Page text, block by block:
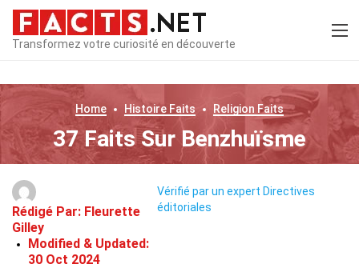
Transformez votre curiosité en découverte
Home Histoire Faits Religion Faits
37 Faits Sur Benzhuïsme
Rédigé Par: Fleurette
Gilley
Modified & Updated:
30 Oct 2024
Vérifié par un expert Directives
éditoriales